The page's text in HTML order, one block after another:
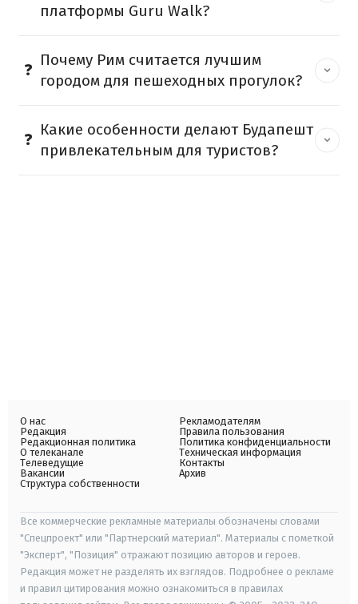
платформы Guru Walk?
Почему Рим считается лучшим
городом для пешеходных прогулок?
Какие особенности делают Будапешт
привлекательным для туристов?
О нас
Редакция
Редакционная политика
О телеканале
Телеведущие
Вакансии
Структура собственности
Рекламодателям
Правила пользования
Политика конфиденциальности
Техническая информация
Контакты
Архив
Все коммерческие рекламные материалы обозначены словами
"Спецпроект" или "Партнерский материал". Материалы с пометкой
"Эксперт", "Позиция" отражают позицию авторов и героев.
Редакция может не разделять их взглядов. Подробнее о рекламе
и правил цитирования можно ознакомиться в правилах